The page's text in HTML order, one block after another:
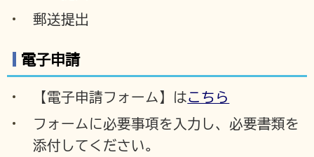
郵送提出
電子申請
【電子申請フォーム】はこちら
フォームに必要事項を入力し、必要書類を
添付してください。